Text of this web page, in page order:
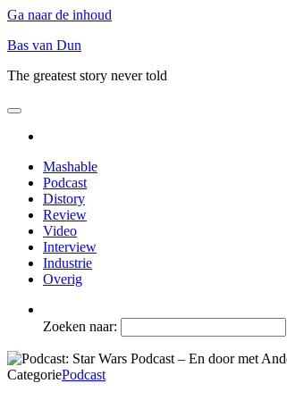
Ga naar de inhoud
Bas van Dun
The greatest story never told
Mashable
Podcast
Distory
Review
Video
Interview
Industrie
Overig
Zoeken naar:
CategoriePodcast